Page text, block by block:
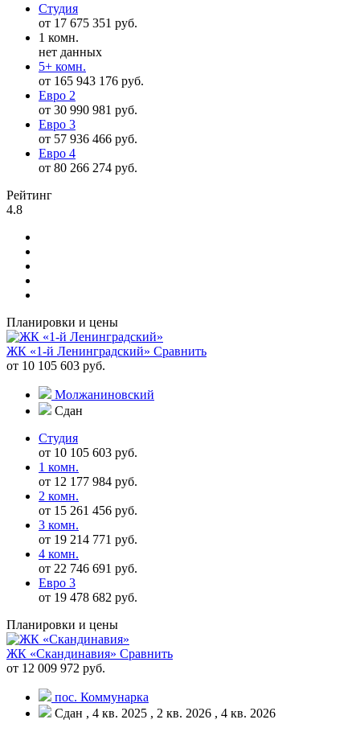
Студия
от 17 675 351 руб.
1 комн.
нет данных
5+ комн.
от 165 943 176 руб.
Евро 2
от 30 990 981 руб.
Евро 3
от 57 936 466 руб.
Евро 4
от 80 266 274 руб.
Рейтинг
4.8
Планировки и цены
ЖК «1-й Ленинградский» Сравнить
от 10 105 603 руб.
Молжаниновский
Сдан
Студия
от 10 105 603 руб.
1 комн.
от 12 177 984 руб.
2 комн.
от 15 261 456 руб.
3 комн.
от 19 214 771 руб.
4 комн.
от 22 746 691 руб.
Евро 3
от 19 478 682 руб.
Планировки и цены
ЖК «Скандинавия» Сравнить
от 12 009 972 руб.
пос. Коммунарка
Сдан , 4 кв. 2025 , 2 кв. 2026 , 4 кв. 2026